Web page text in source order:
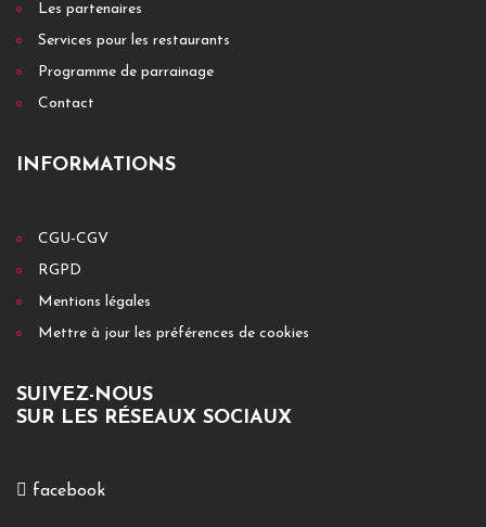
Les partenaires
Services pour les restaurants
Programme de parrainage
Contact
INFORMATIONS
CGU-CGV
RGPD
Mentions légales
Mettre à jour les préférences de cookies
SUIVEZ-NOUS
SUR LES RÉSEAUX SOCIAUX
facebook